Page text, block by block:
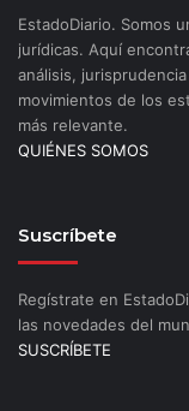
EstadoDiario. Somos
jurídicas. Aquí
análisis,
movimientos de los
más relevante.
QUIÉNES SOMOS
Suscríbete
Regístrate en
las novedades del
SUSCRÍBETE